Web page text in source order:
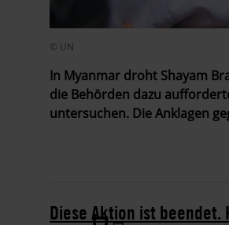
© UN
In Myanmar droht Shayam
die Behörden dazu
untersuchen. Die Anklagen
Diese Aktion ist